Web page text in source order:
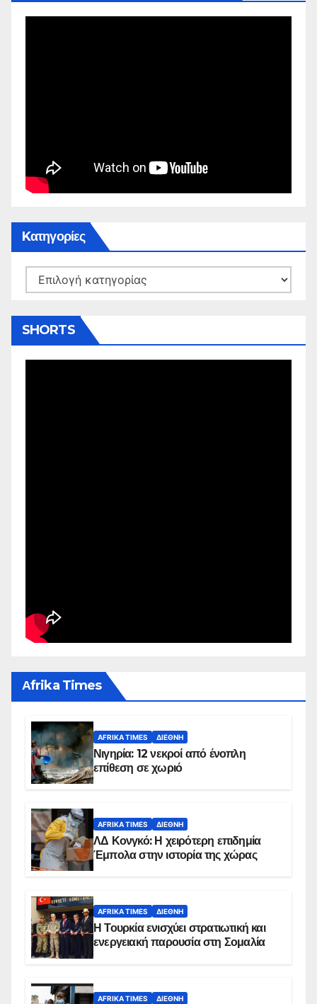
Kατηγορίες
Kατηγορίες
SHORTS
Αfrika Times
AFRIKA TIMES ΔΙΕΘΝΉ
Νιγηρία: 12 νεκροί από ένοπλη
επίθεση σε χωριό
AFRIKA TIMES ΔΙΕΘΝΉ
ΛΔ Κονγκό: Η χειρότερη επιδημία
Έμπολα στην ιστορία της χώρας
AFRIKA TIMES ΔΙΕΘΝΉ
Η Τουρκία ενισχύει στρατιωτική και
ενεργειακή παρουσία στη Σομαλία
AFRIKA TIMES ΔΙΕΘΝΉ